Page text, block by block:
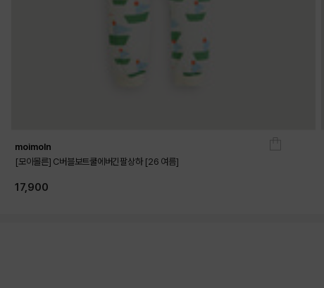
moimoln
[모이몰른] C버블보트쿨에버긴팔상하 [26 여름]
17,900